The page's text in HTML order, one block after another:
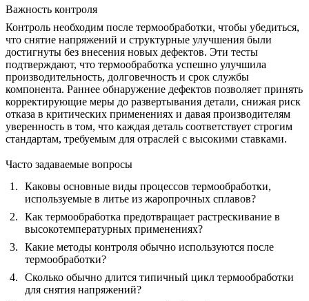
Важность контроля
Контроль необходим после термообработки, чтобы убедиться,
что снятие напряжений и структурные улучшения были
достигнуты без внесения новых дефектов. Эти тесты
подтверждают, что термообработка успешно улучшила
производительность, долговечность и срок службы
компонента. Раннее обнаружение дефектов позволяет принять
корректирующие меры до развертывания детали, снижая риск
отказа в критических применениях и давая производителям
уверенность в том, что каждая деталь соответствует строгим
стандартам, требуемым для отраслей с высокими ставками.
Часто задаваемые вопросы
Каковы основные виды процессов термообработки,
используемые в литье из жаропрочных сплавов?
Как термообработка предотвращает растрескивание в
высокотемпературных применениях?
Какие методы контроля обычно используются после
термообработки?
Сколько обычно длится типичный цикл термообработки
для снятия напряжений?